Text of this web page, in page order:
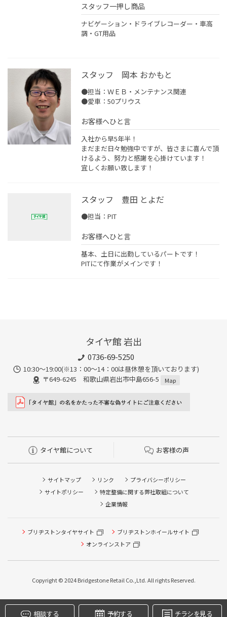
スタッフ一押し商品
ナビゲーション・ドライブレコーダー・車高
調・GT用品
スタッフ 岡本 おかもと
●担当：ＷＥＢ・メンテナンス関連
●愛車：50プリウス
お客様へひと言
入社から早5年半！
まだまだ日々勉強中ですが、皆さまに喜んで頂
けるよう、努力と感謝を心掛けています！
宜しくお願い致します！
スタッフ 豊田 とよだ
●担当：PIT
お客様へひと言
基本、土日に出勤しているパートです！
PITにて作業がメインです！
タイヤ館 岩出
0736-69-5250
10:30～19:00(※13：00～14：00は昼休憩を頂いております)
〒649-6245 和歌山県岩出市中島656-5
Map
タイヤ館について お客様の声
サイトマップ リンク
プライバシーポリシー
サイトポリシー
特定整備に関する弊社取組について
企業情報
ブリヂストンタイヤサイト
ブリヂストンホイールサイト
オンラインストア
Copyright © 2024 Bridgestone Retail Co.,Ltd. All rights Reserved.
相談する 予約する チラシを見る
タイヤ点検・安全点検/タイヤ履き替え/オイル交換/その他
ピット作業の予約
本日のタイヤ履き替え順番待ち予約 ※クローク契約会員の